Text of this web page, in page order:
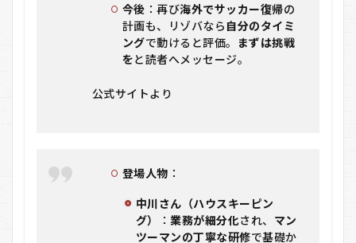
今後 ：再び海外でサッカー復帰の
計画も、リゾバなら 自分のタイミ
ングで動けると評価。 まずは挑戦
をと読者へメッセージ。
公式サイトより
登場人物 ：
中川さん（ハウスキーピン
グ）
：業務が細分化され、 マン
ツーマンの丁寧な研修で基礎か